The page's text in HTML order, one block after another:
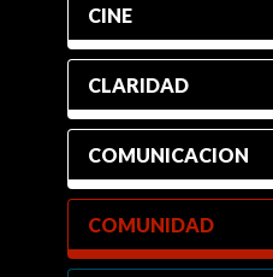
CINE
CLARIDAD
COMUNICACION
COMUNIDAD